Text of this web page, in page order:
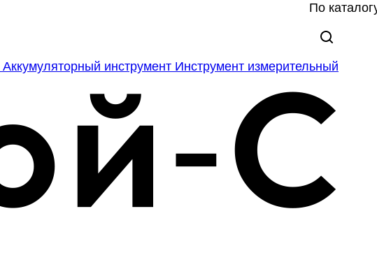
По
Аккумуляторный инструмент Инструмент измерительный